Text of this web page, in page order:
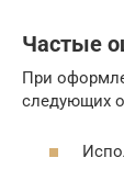
Частые
При
следующих